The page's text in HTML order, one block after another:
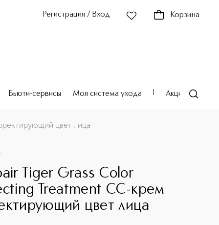
Регистрация / Вход Корзина
Бьюти-сервисы Моя система ухода Акции
цвет лица
Tiger Grass Color
Treatment CC-крем
цвет лица